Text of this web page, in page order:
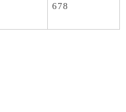
678